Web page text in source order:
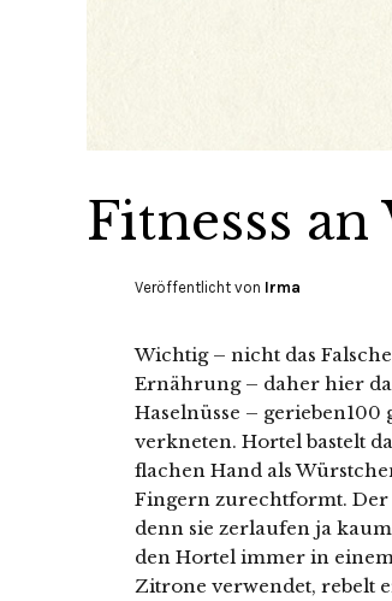
Fitnesss
Veröffentlicht von Irma
Wichtig – nicht das
Ernährung – daher hier
Haselnüsse –
verkneten. Hortel bastelt
flachen Hand als
Fingern zurechtformt. Der
denn sie zerlaufen ja
den Hortel immer in
Zitrone verwendet, rebelt